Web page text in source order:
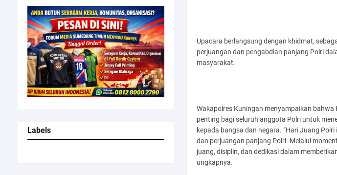
Labels
Upacara berlangsung dengan khidmat,
perjuangan dan pengabdian panjang Polri
masyarakat.
Wakapolres Kuningan menyampaikan
penting bagi seluruh anggota Polri untuk
kepada bangsa dan negara. “Hari Juang
dan perjuangan panjang Polri. Melalui
juang, disiplin, dan dedikasi dalam
ungkapnya.